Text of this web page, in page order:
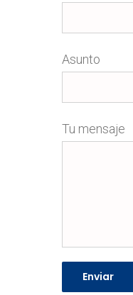
Asunto
Tu mensaje